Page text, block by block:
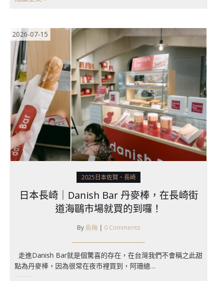
2026-07-15
2025日本佐賀、長崎
日本長崎｜Danish Bar 丹麥棒，在長崎街
道海鷗市場就買的到囉！
By 烏梅 | 0 Comments
​走進Danish Bar就是個驚喜的存在，在台灣我們不會稱之此甜
點為丹麥棒，因為很常在夜市裡買到，阿珊總…